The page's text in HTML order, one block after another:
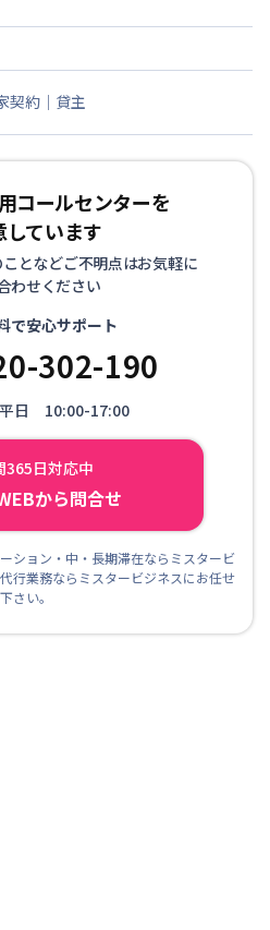
契約｜貸主
コールセンターを
しています
となどご不明点はお気軽に
わせください
で安心サポート
302-190
平日 10:00-17:00
365日対応中
から問合せ
ション・中・長期滞在ならミスタービ
行業務ならミスタービジネスにお任せ
下さい。